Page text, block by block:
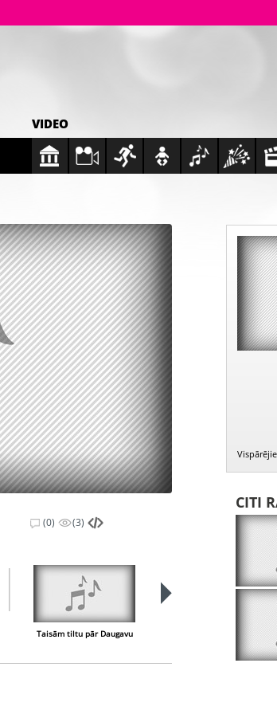
VIDEO
(0) (3)
Taisām tiltu pār Daugavu Tek saulīte tecēdama
CITI